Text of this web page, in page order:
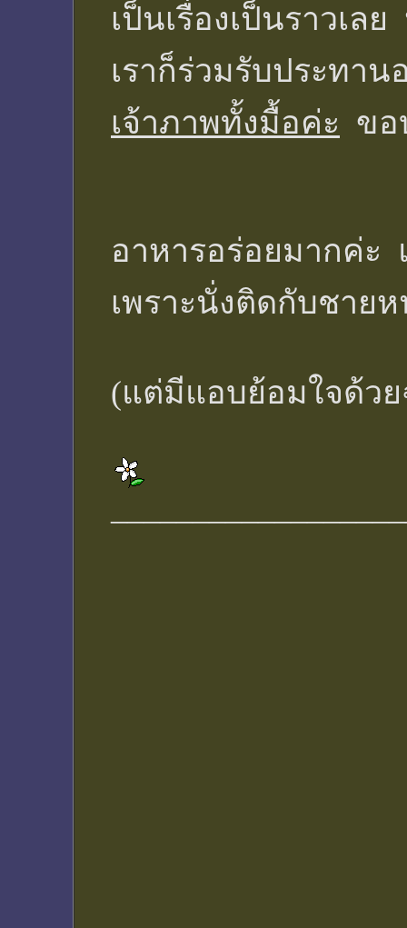
เป็นเรื่องเป็นราวเ
เราก็ร่วมรับประทา
เจ้าภาพทั้งมื้อค่ะ ขอ
อาหารอร่อยมากค่ะ
เพราะนั่งติดกับชา
(แต่มีแอบย้อมใจด้ว